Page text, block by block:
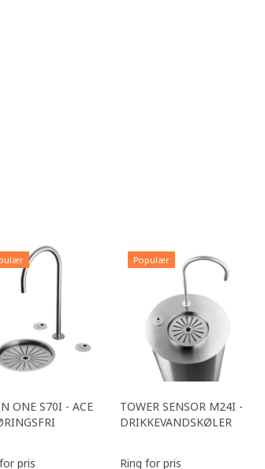
ONE S70I - ACE
pris
Populær
TOWER SENSOR M24I -
DRIKKEVANDSKØLER
Ring for pris